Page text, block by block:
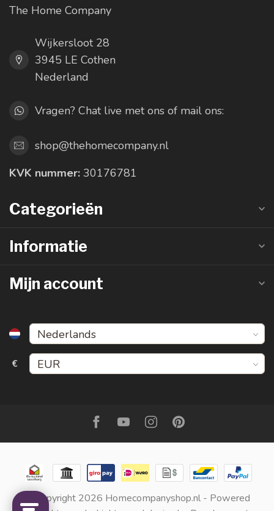
The Home Company
Wijkersloot 28
3945 LE Cothen
Nederland
Vragen? Chat live met ons of mail ons:
shop@thehomecompany.nl
KVK nummer: 30176781
Categorieën
Informatie
Mijn account
€
© Copyright 2026 Homecompanyshop.nl - Powered